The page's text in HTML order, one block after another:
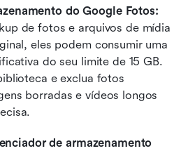
do Google Fotos:
de fotos e arquivos de mídia
eles podem consumir uma
do seu limite de 15 GB.
e exclua fotos
borradas e vídeos longos
de armazenamento